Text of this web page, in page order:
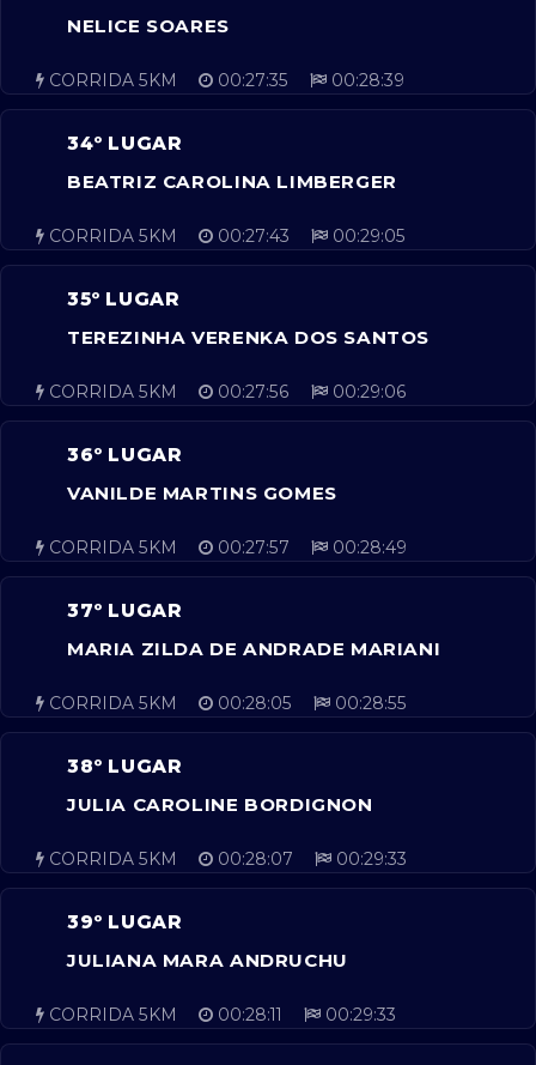
NELICE SOARES
CORRIDA 5KM 00:27:35 00:28:39
34º LUGAR
BEATRIZ CAROLINA LIMBERGER
CORRIDA 5KM 00:27:43 00:29:05
35º LUGAR
TEREZINHA VERENKA DOS SANTOS
CORRIDA 5KM 00:27:56 00:29:06
36º LUGAR
VANILDE MARTINS GOMES
CORRIDA 5KM 00:27:57 00:28:49
37º LUGAR
MARIA ZILDA DE ANDRADE MARIANI
CORRIDA 5KM 00:28:05 00:28:55
38º LUGAR
JULIA CAROLINE BORDIGNON
CORRIDA 5KM 00:28:07 00:29:33
39º LUGAR
JULIANA MARA ANDRUCHU
CORRIDA 5KM 00:28:11 00:29:33